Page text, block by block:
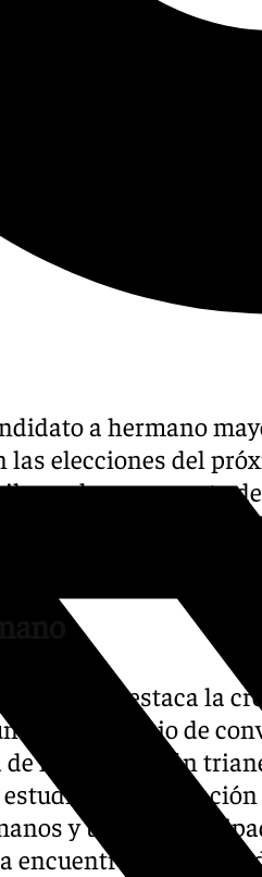
a hermano
las elecciones del
de su proyecto
patrimonio, las
destaca la
nuevo espacio de
la corporación
estudios, la
y una sala
encuentros y